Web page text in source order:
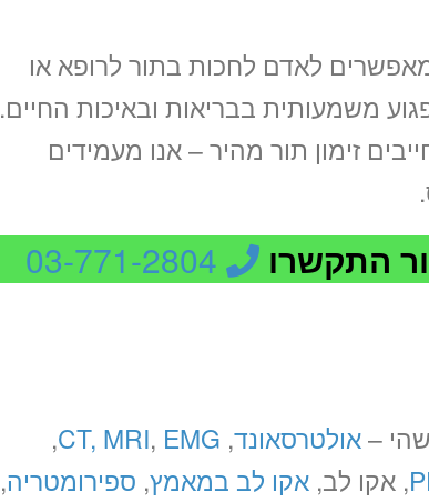
לאדם לחכות בתור לרופא או
משמעותית בבריאות ובאיכות החיים.
זימון תור מהיר – אנו מעמידים
התקשרו 03-771-2804
–אולטרסאונד,
CT, MRI, EMG
,
אקו לב במאמץ, ספירומטריה,